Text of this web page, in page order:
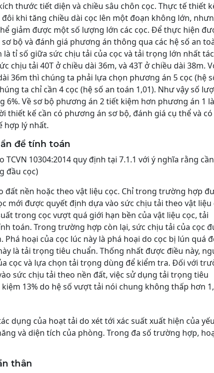
thước tiết diện và chiều sâu chôn cọc. Thực tế thiết
khi tăng chiều dài cọc lên một đoạn không lớn,
giảm được một số lượng lớn các cọc. Để thực hiện
bộ và đánh giá phương án thông qua các hệ số an
tỉ số giữa sức chịu tải của cọc và tải trọng lớn nhất tác
chịu tải 40T ở chiều dài 36m, và 43T ở chiều dài 38m.
36m thì chúng ta phải lựa chọn phương án 5 cọc (hệ
ta chỉ cần 4 cọc (hệ số an toán 1,01). Như vậy số
6%. Về sơ bộ phương án 2 tiết kiệm hơn phương án 1 là
kế cần có phương án sơ bộ, đánh giá cụ thể và có
hợp lý nhất.
để tính toán
10304:2014 quy định tại 7.1.1 với ý nghĩa rằng
đầu cọc)
đất nền hoặc theo vật liệu cọc. Chỉ trong trường hợp
mới được quyết định dựa vào sức chịu tải theo vật liệu
trong cọc vượt quá giới hạn bền của vật liệu cọc, tải
toán. Trong trường hợp còn lại, sức chịu tải của cọc
hoại của cọc lúc này là phá hoại do cọc bị lún quá
là tải trọng tiêu chuẩn. Thống nhất được điều này,
cọc và lựa chọn tải trọng dùng để kiểm tra. Đối với
sức chịu tải theo nền đất, việc sử dụng tải trọng tiêu
13% do hệ số vượt tải nói chung không thấp hơn
dụng của hoạt tải do xét tới xác suất xuất hiện của
và diện tích của phòng. Trong đa số trường hợp,
thân